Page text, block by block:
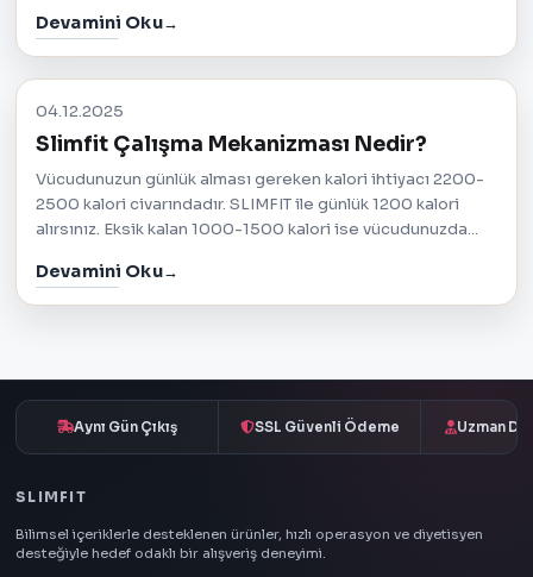
Devamini Oku
04.12.2025
Slimfit Çalışma Mekanizması Nedir?
Vücudunuzun günlük alması gereken kalori ihtiyacı 2200-
2500 kalori civarındadır. SLIMFIT ile günlük 1200 kalori
alırsınız. Eksik kalan 1000-1500 kalori ise vücudunuzda...
Devamini Oku
Aynı Gün Çıkış SSL Güvenli Ödeme Uzman
SLIMFIT
Bilimsel içeriklerle desteklenen ürünler, hızlı operasyon ve diyetisyen
desteğiyle hedef odaklı bir alışveriş deneyimi.